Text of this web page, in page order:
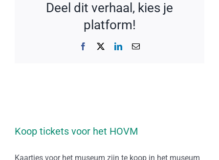
Deel dit verhaal, kies je
platform!
Facebook LinkedIn
E-
Koop tickets voor het HOVM
Kaartjes voor het museum zijn te koop in het museum